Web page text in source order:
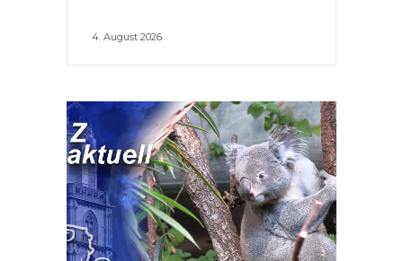
4. August 2026